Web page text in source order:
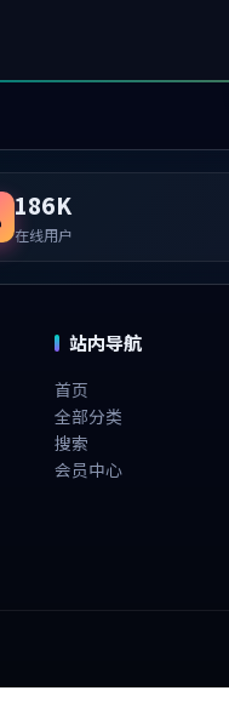
186K
在线用户
站内导航
首页
全部分类
搜索
会员中心